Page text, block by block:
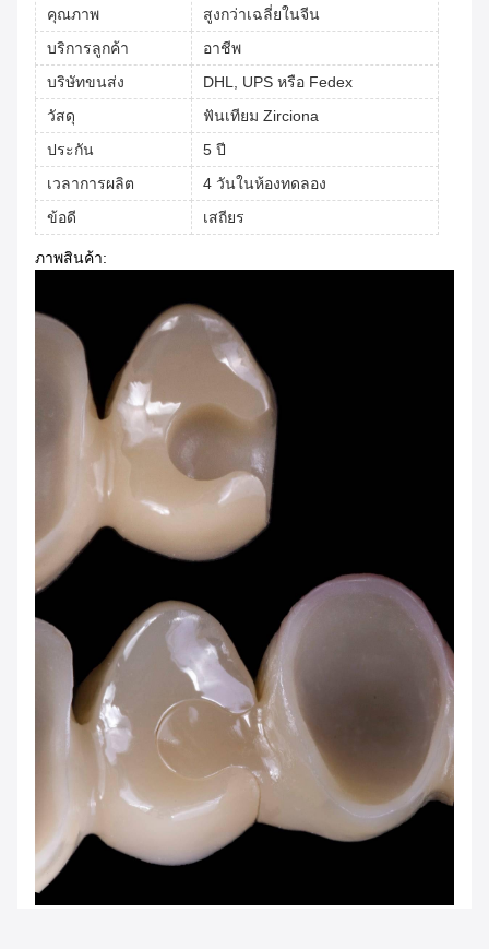
คุณภาพ
สูงกว่าเฉลี่ยในจีน
บริการลูกค้า
อาชีพ
บริษัทขนส่ง
DHL, UPS หรือ Fedex
วัสดุ
ฟันเทียม Zirciona
ประกัน
5 ปี
เวลาการผลิต
4 วันในห้องทดลอง
ข้อดี
เสถียร
ภาพสินค้า: